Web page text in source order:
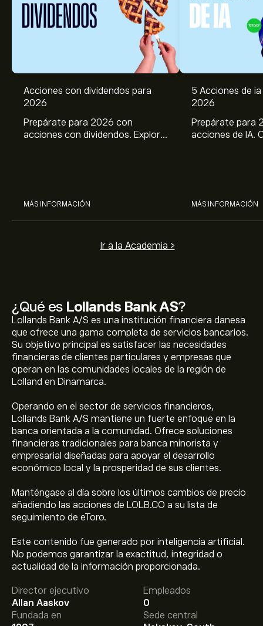
¿Qué es Lollands Bank AS?
Lollands Bank A/S es una institución financiera danesa
que ofrece una gama completa de servicios bancarios.
Su objetivo principal es satisfacer las necesidades
financieras de clientes particulares y empresas que
operan en las comunidades locales de la región de
Lolland en Dinamarca.
Operando en el sector de servicios financieros,
Lollands Bank A/S mantiene un fuerte enfoque en la
banca orientada a la comunidad. Ofrece soluciones
financieras tradicionales para banca minorista y
empresarial diseñadas para apoyar el desarrollo
económico local y la prosperidad de sus clientes.
Manténgase al día sobre los últimos cambios de precio
añadiendo las acciones de LOLB.CO a su lista de
seguimiento de eToro.
Este contenido fue generado por inteligencia artificial.
No podemos garantizar la exactitud, integridad o
actualidad de la información proporcionada.
Director ejecutivo
Allan Aaskov
Empleados
0
Fundada en
Sede central
Acciones con dividendos para
2026
Prepárate para 2026 con
acciones con dividendos. Explora
MÁS INFORMACIÓN
5 Acciones de
2026
Prepárate para
acciones de IA.
MÁS INFORMACIÓN
Ir a la Academia >
El precio actual de las acciones de LOLB.CO es de
884.00‎kr‎.
El precio medio objetivo para las acciones de Lollands